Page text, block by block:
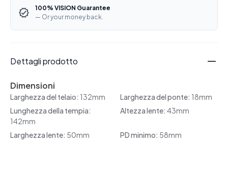
100% VISION Guarantee
— Or your money back.
Dettagli prodotto
Dimensioni
Larghezza del telaio: 132mm Larghezza del ponte: 18mm
Lunghezza della tempia:
142mm
Altezza lente: 43mm
Larghezza lente: 50mm PD minimo: 58mm